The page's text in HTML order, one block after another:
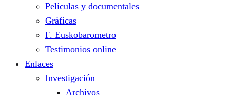
Películas y documentales
Gráficas
F. Euskobarometro
Testimonios online
Enlaces
Investigación
Archivos